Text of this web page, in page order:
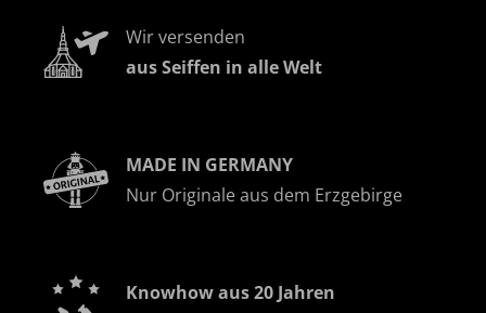
Wir versenden
aus Seiffen in alle Welt
MADE IN GERMANY
Nur Originale aus dem Erzgebirge
Knowhow aus 20 Jahren